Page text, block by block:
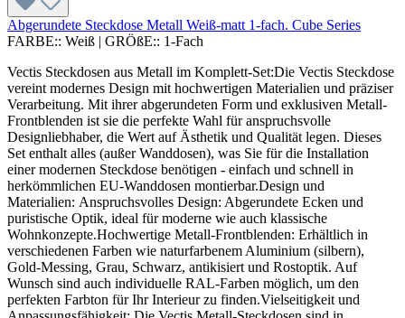
Abgerundete Steckdose Metall Weiß-matt 1-fach. Cube Series
FARBE:: Weiß | GRÖßE:: 1-Fach
Vectis Steckdosen aus Metall im Komplett-Set:Die Vectis Steckdose
vereint modernes Design mit hochwertigen Materialien und präziser
Verarbeitung. Mit ihrer abgerundeten Form und exklusiven Metall-
Frontblenden ist sie die perfekte Wahl für anspruchsvolle
Designliebhaber, die Wert auf Ästhetik und Qualität legen. Dieses
Set enthalt alles (außer Wanddosen), was Sie für die Installation
einer modernen Steckdose benötigen - einfach und schnell in
herkömmlichen EU-Wanddosen montierbar.Design und
Materialien: Anspruchsvolles Design: Abgerundete Ecken und
puristische Optik, ideal für moderne wie auch klassische
Wohnkonzepte.Hochwertige Metall-Frontblenden: Erhältlich in
verschiedenen Farben wie naturfarbenem Aluminium (silbern),
Gold-Messing, Grau, Schwarz, antikisiert und Rostoptik. Auf
Wunsch sind auch individuelle RAL-Farben möglich, um den
perfekten Farbton für Ihr Interieur zu finden.Vielseitigkeit und